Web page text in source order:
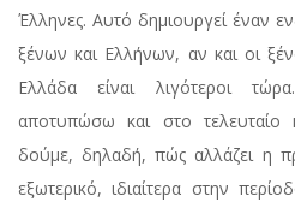
Έλληνες. Αυτό δημιουργεί έναν
ξένων και Ελλήνων, αν και οι
Ελλάδα είναι λιγότεροι
αποτυπώσω και στο τελευταίο
δούμε, δηλαδή, πώς αλλάζει η
εξωτερικό, ιδιαίτερα στην